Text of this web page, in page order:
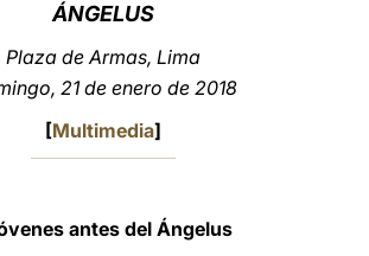
ÁNGELUS
Plaza de Armas, Lima
21 de enero de 2018
[Multimedia]
antes del Ángelus